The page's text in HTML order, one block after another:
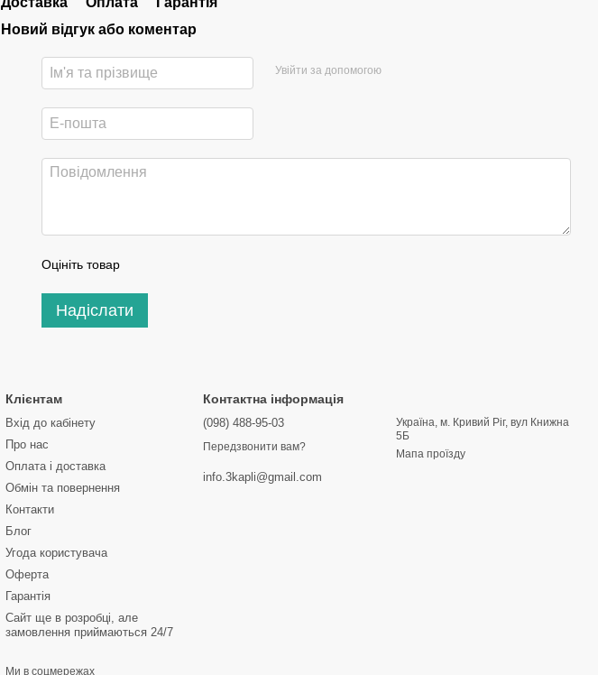
Новий відгук або коментар
Увійти за допомогою
Оцініть товар
Надіслати
Клієнтам
Вхід до кабінету
Про нас
Оплата і доставка
Обмін та повернення
Контакти
Блог
Угода користувача
Оферта
Гарантія
Сайт ще в розробці, але
замовлення приймаються 24/7
Ми в соцмережах
Контактна інформація
(098) 488-95-03
Передзвонити вам?
info.3kapli@gmail.com
Україна, м. Кривий Ріг, вул Книжна
5Б
Мапа проїзду